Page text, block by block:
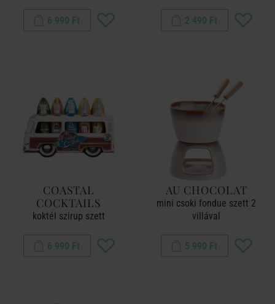
6 990 Ft 2 490 Ft
COASTAL
COCKTAILS
koktél szirup szett
6 990 Ft
AU CHOCOLAT
mini csoki fondue szett 2
villával
5 990 Ft